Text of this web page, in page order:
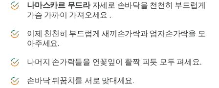
나마스카르 무드라자세로 손바닥을 천천히 부드럽게
가슴 가까이 가져오세요 .
이제 천천히 부드럽게 새끼손가락과 엄지손가락을 모
아주세요.
나머지 손가락들을 연꽃잎이 활짝 피듯 모두 펴세요.
손바닥 뒤꿈치를 서로 맞대세요.